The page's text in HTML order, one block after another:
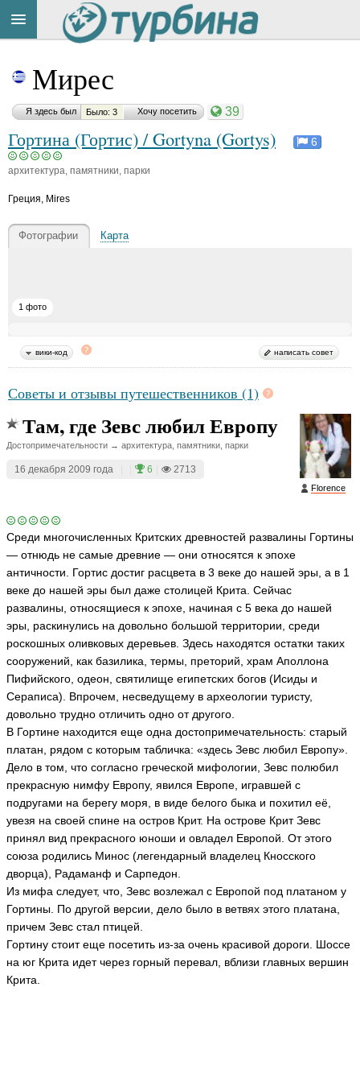
Мирес
Я здесь был Было: 3 Хочу посетить 39
Гортина (Гортис) / Gortyna (Gortys) 6
архитектура, памятники, парки
Греция, Mires
Фотографии Карта
1 фото
вики-код написать совет
Советы и отзывы путешественников (1)
Florence
Там, где Зевс любил Европу
Достопримечательности → архитектура, памятники, парки
16 декабря 2009 года 6 2713
Среди многочисленных Критских древностей развалины Гортины
— отнюдь не самые древние — они относятся к эпохе
античности. Гортис достиг расцвета в 3 веке до нашей эры, а в 1
веке до нашей эры был даже столицей Крита. Сейчас
развалины, относящиеся к эпохе, начиная с 5 века до нашей
эры, раскинулись на довольно большой территории, среди
роскошных оливковых деревьев. Здесь находятся остатки таких
сооружений, как базилика, термы, преторий, храм Аполлона
Пифийского, одеон, святилище египетских богов (Исиды и
Сераписа). Впрочем, несведущему в археологии туристу,
довольно трудно отличить одно от другого.
В Гортине находится еще одна достопримечательность: старый
платан, рядом с которым табличка: «здесь Зевс любил Европу».
Дело в том, что согласно греческой мифологии, Зевс полюбил
прекрасную нимфу Европу, явился Европе, игравшей с
подругами на берегу моря, в виде белого быка и похитил её,
увезя на своей спине на остров Крит. На острове Крит Зевс
принял вид прекрасного юноши и овладел Европой. От этого
союза родились Минос (легендарный владелец Кносского
дворца), Радаманф и Сарпедон.
Из мифа следует, что, Зевс возлежал с Европой под платаном у
Гортины. По другой версии, дело было в ветвях этого платана,
причем Зевс стал птицей.
Гортину стоит еще посетить из-за очень красивой дороги. Шоссе
на юг Крита идет через горный перевал, вблизи главных вершин
Крита.
на
сайте:
Button